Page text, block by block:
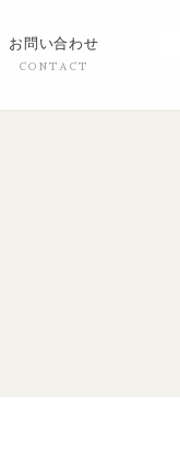
お問い合わせ